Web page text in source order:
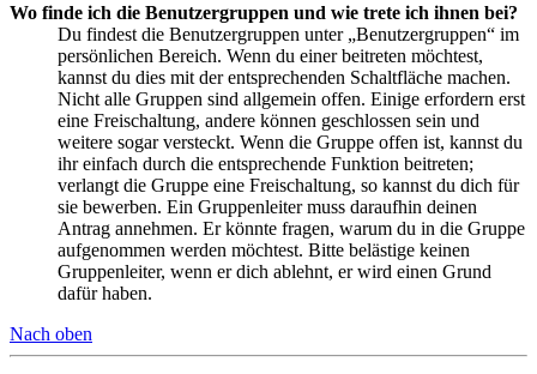
Wo finde ich die Benutzergruppen und wie trete ich ihnen bei?
Du findest die Benutzergruppen unter „Benutzergruppen“ im
persönlichen Bereich. Wenn du einer beitreten möchtest,
kannst du dies mit der entsprechenden Schaltfläche machen.
Nicht alle Gruppen sind allgemein offen. Einige erfordern erst
eine Freischaltung, andere können geschlossen sein und
weitere sogar versteckt. Wenn die Gruppe offen ist, kannst du
ihr einfach durch die entsprechende Funktion beitreten;
verlangt die Gruppe eine Freischaltung, so kannst du dich für
sie bewerben. Ein Gruppenleiter muss daraufhin deinen
Antrag annehmen. Er könnte fragen, warum du in die Gruppe
aufgenommen werden möchtest. Bitte belästige keinen
Gruppenleiter, wenn er dich ablehnt, er wird einen Grund
dafür haben.
Nach oben